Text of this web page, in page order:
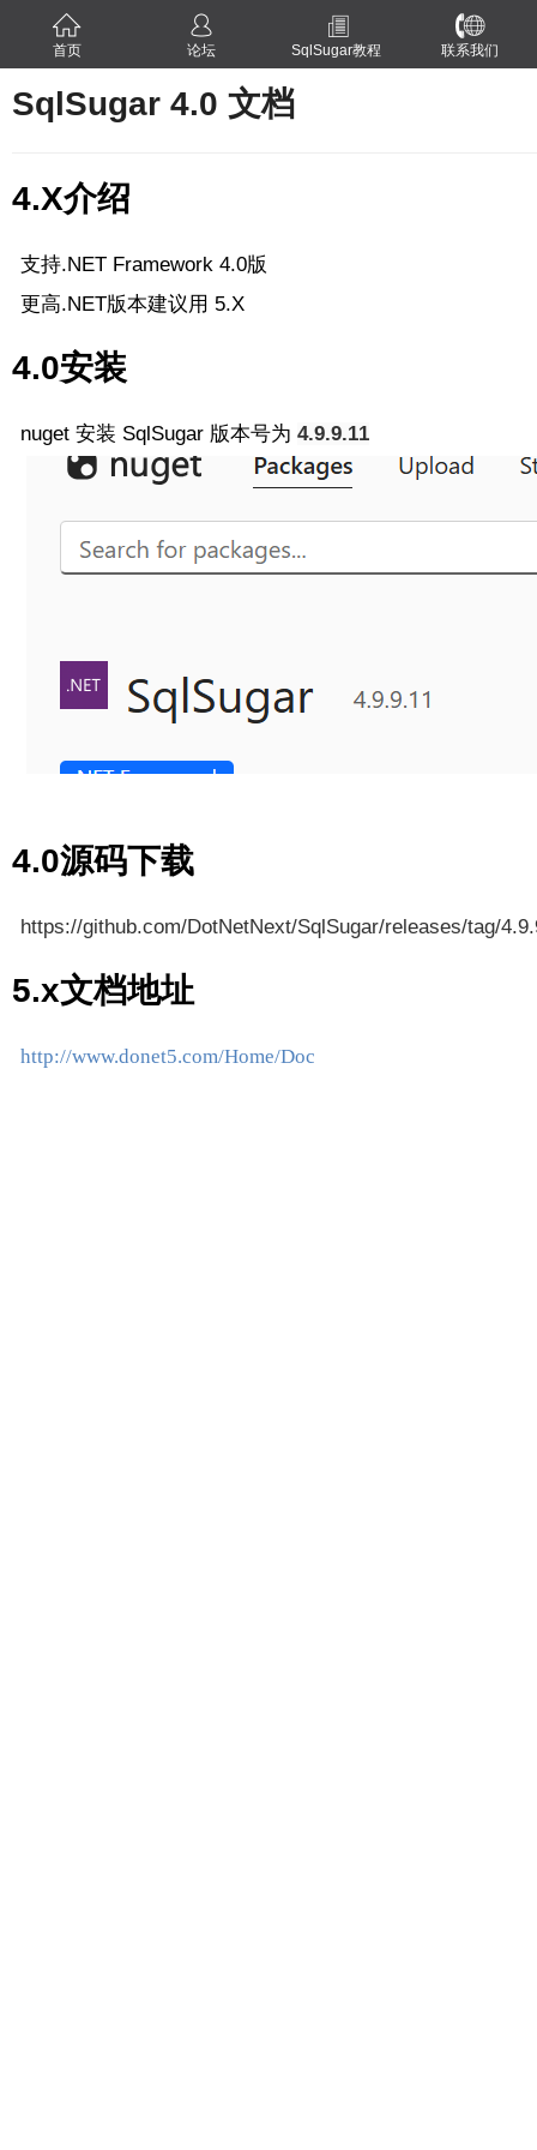
首页 论坛 SqlSugar教程 联系我们
SqlSugar 4.0 文档
4.X介绍
支持.NET Framework 4.0版
更高.NET版本建议用 5.X
4.0安装
nuget 安装 SqlSugar 版本号为 4.9.9.11
4.0源码下载
https://github.com/DotNetNext/SqlSugar/releases/tag/
5.x文档地址
http://www.donet5.com/Home/Doc